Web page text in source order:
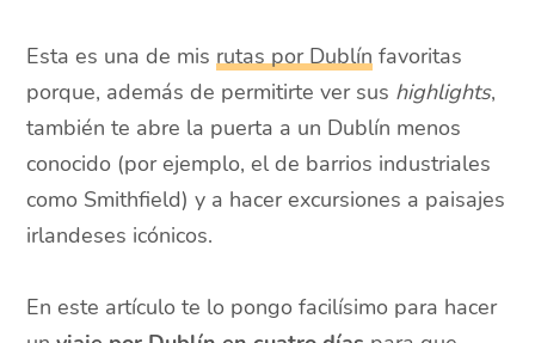
Esta es una de misrutas por Dublín favoritas
porque, además de permitirte ver sus highlights,
también te abre la puerta a un Dublín menos
conocido (por ejemplo, el de barrios industriales
como Smithfield) y a hacer excursiones a paisajes
irlandeses icónicos.
En este artículo te lo pongo facilísimo para hacer